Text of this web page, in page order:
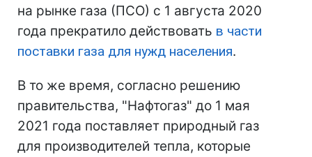
на рынке газа (ПСО) с 1 августа 2020
года прекратило действовать в части
поставки газа для нужд населения.
В то же время, согласно решению
правительства, "Нафтогаз" до 1 мая
2021 года поставляет природный газ
для производителей тепла, которые